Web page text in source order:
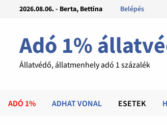
2026.08.06. - Berta, Bettina Belépés
Adó 1%
Állatvédő, állatmenhely adó 1 százalék
ADÓ 1% ADHAT VONAL ESETEK